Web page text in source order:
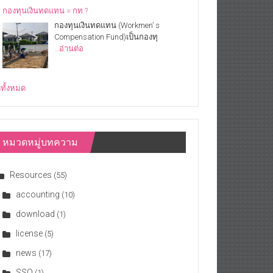
กองทุนเงินทดแทน = กท.?
กองทุนเงินทดแทน (Workmen’ s
Compensation Fund)เป็นกองทุ
…อ่านต่อ
ทั้งหมด
หมวดหมู่บทความ
Resources (55)
accounting (10)
download (1)
license (5)
news (17)